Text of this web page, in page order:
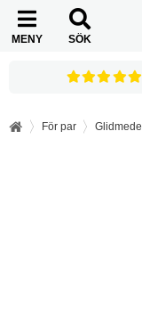
MENY SÖK
För par Glidmedel